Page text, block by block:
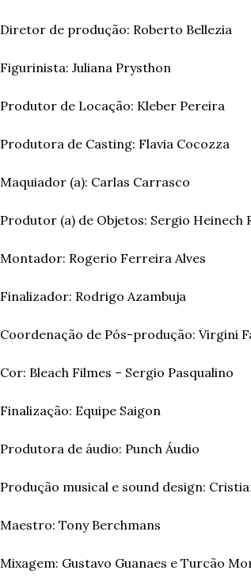
Diretor de produção: Roberto Bellezia
Figurinista: Juliana Prysthon
Produtor de Locação: Kleber Pereira
Produtora de Casting: Flavia Cocozza
Maquiador (a): Carlas Carrasco
Produtor (a) de Objetos: Sergio Heinech
Montador: Rogerio Ferreira Alves
Finalizador: Rodrigo Azambuja
Coordenação de Pós-produção: Virgini
Cor: Bleach Filmes – Sergio Pasqualino
Finalização: Equipe Saigon
Produtora de áudio: Punch Áudio
Produção musical e sound design:
Maestro: Tony Berchmans
Mixagem: Gustavo Guanaes e Turcão